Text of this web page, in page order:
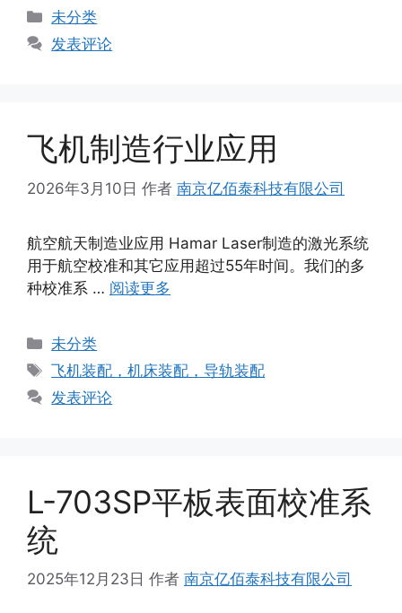
分
类
未分类
发表评论
飞机制造行业应用
2026年3月10日 作者 南京亿佰泰科技有限公司
航空航天制造业应用 Hamar Laser制造的激光系统
用于航空校准和其它应用超过55年时间。我们的多
种校准系 … 阅读更多
分
类
未分类
标
签
飞机装配，机床装配，导轨装配
发表评论
L-703SP平板表面校准系
统
2025年12月23日 作者 南京亿佰泰科技有限公司